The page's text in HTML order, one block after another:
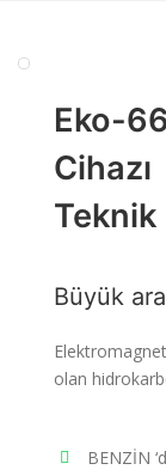
Eko-
Cihazı
Büyük
olan
BENZİN